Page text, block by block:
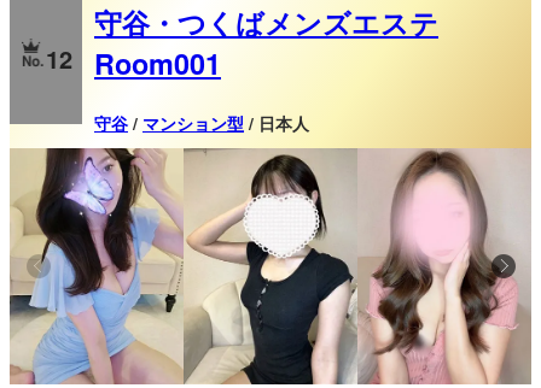
12
守谷・つくばメンズエステ
Room001
守谷 / マンション型 / 日本人